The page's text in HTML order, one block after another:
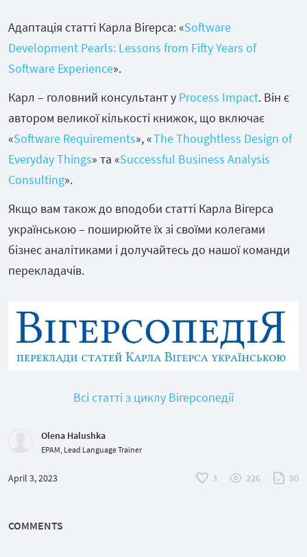
Адаптація статті Карла Вігерса: «Software
Development Pearls: Lessons from Fifty Years of
Software Experience».
Карл – головний консультант у Process Impact. Він є
автором великої кількості книжок, що включає
«Software Requirements», «The Thoughtless Design of
Everyday Things» та «Successful Business Analysis
Consulting».
Якщо вам також до вподоби статті Карла Вігерса
українською – поширюйте їх зі своїми колегами
бізнес аналітиками і долучайтесь до нашої команди
перекладачів.
Всі статті з циклу Вігерсопедії
Olena Halushka
EPAM, Lead Language Trainer
April 3, 2023 3 226 80
COMMENTS